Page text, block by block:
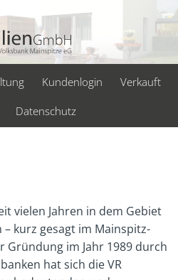
Kundenlogin Verkauft
Datenschutz
vielen Jahren in dem Gebiet
kurz gesagt im Mainspitz-
Gründung im Jahr 1989 durch
hat sich die VR